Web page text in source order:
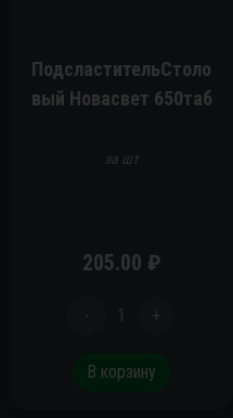
ПодсластительСтоло
вый Новасвет 650таб
за шт
205.00 ₽
- 1 +
В корзину